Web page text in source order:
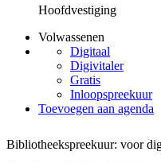
Hoofdvestiging
Volwassenen
Digitaal
Digivitaler
Gratis
Inloopspreekuur
Toevoegen aan agenda
Bibliotheekspreekuur: voor